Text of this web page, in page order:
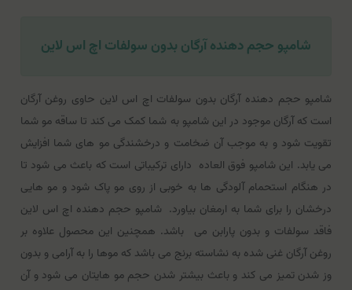
شامپو حجم دهنده آرگان بدون سولفات اچ اس لاین
شامپو حجم دهنده آرگان بدون سولفات اچ اس لاین حاوی روغن آرگان
است که آرگان موجود در این شامپو به شما کمک می ‌کند تا ساقه مو شما
تقویت شود و به موجب آن ضخامت و درخشندگی مو های شما افزایش
می ‌یابد. این شامپو فوق ‌العاده دارای ترکیباتی است که باعث می ‌شود تا
در هنگام استحمام آلودگی ‌ها به خوبی از روی مو پاک شود و مو هایی
درخشان را برای شما به ارمغان بیاورد. شامپو حجم دهنده اچ اس لاین
فاقد سولفات و بدون پارابن می‌ باشد. همچنین این محصول علاوه بر
روغن آرگان غنی شده به نشاسته برنج می ‌باشد که موها را به آرامی و بدون
وز شدن تمیز می ‌کند و باعث بیشتر شدن حجم مو هایتان می‌ شود و آن